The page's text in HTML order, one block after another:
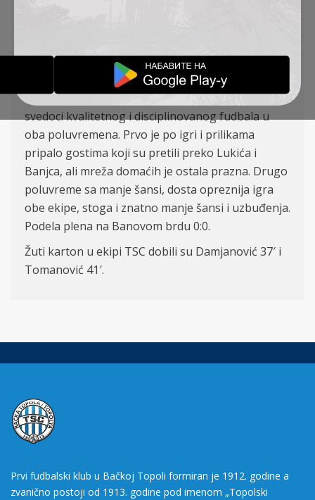
Zec, Tomanović (K), Stanojev (46′ Duronjić), Lukić
31. kolo nam je priredilo derbi susret između
Čukaričkog i TSC na Banovom brdu. Bili smo
svedoci kvalitetnog i disciplinovanog fudbala u
oba poluvremena. Prvo je po igri i prilikama
pripalo gostima koji su pretili preko Lukića i
Banjca, ali mreža domaćih je ostala prazna. Drugo
poluvreme sa manje šansi, dosta opreznija igra
obe ekipe, stoga i znatno manje šansi i uzbuđenja.
Podela plena na Banovom brdu 0:0.
Žuti karton u ekipi TSC dobili su Damjanović 37′ i
Tomanović 41′.
Prvi fudbalski klub u Bačkoj Topoli formiran je 1912. godine a
zvanično postoji od 1913. godine pod imenom „Topolski